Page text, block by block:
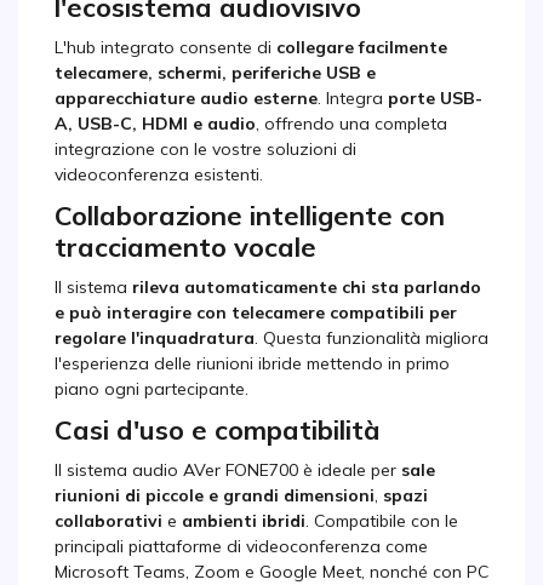
l'ecosistema audiovisivo
L'hub integrato consente di collegare facilmente
telecamere, schermi, periferiche USB e
apparecchiature audio esterne. Integra porte USB-
A, USB-C, HDMI e audio, offrendo una completa
integrazione con le vostre soluzioni di
videoconferenza esistenti.
Collaborazione intelligente con
tracciamento vocale
Il sistema rileva automaticamente chi sta parlando
e può interagire con telecamere compatibili per
regolare l'inquadratura. Questa funzionalità migliora
l'esperienza delle riunioni ibride mettendo in primo
piano ogni partecipante.
Casi d'uso e compatibilità
Il sistema audio AVer FONE700 è ideale per sale
riunioni di piccole e grandi dimensioni, spazi
collaborativi e ambienti ibridi. Compatibile con le
principali piattaforme di videoconferenza come
Microsoft Teams, Zoom e Google Meet, nonché con PC